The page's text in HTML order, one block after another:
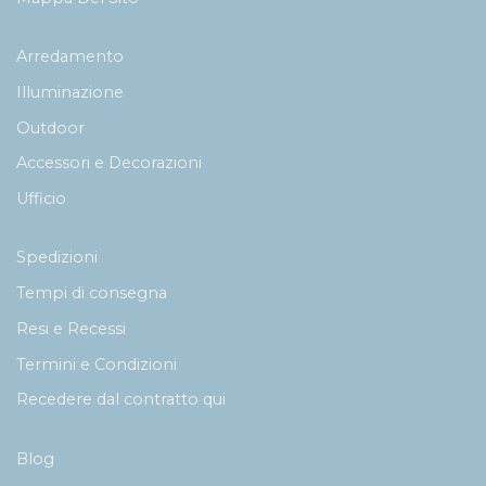
Arredamento
Illuminazione
Outdoor
Accessori e Decorazioni
Ufficio
Spedizioni
Tempi di consegna
Resi e Recessi
Termini e Condizioni
Recedere dal contratto qui
Blog